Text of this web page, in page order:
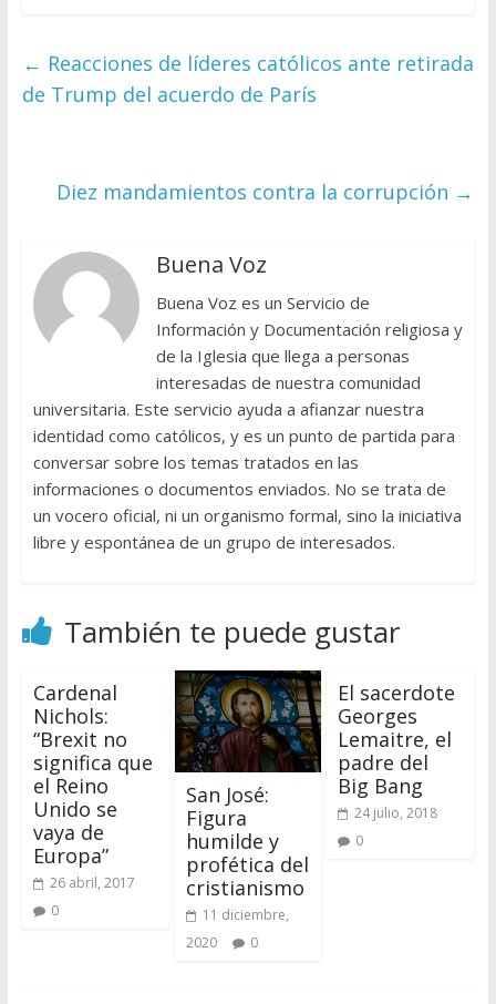
← Reacciones de líderes católicos ante retirada
de Trump del acuerdo de París
Diez mandamientos contra la corrupción →
Buena Voz
Buena Voz es un Servicio de
Información y Documentación religiosa y
de la Iglesia que llega a personas
interesadas de nuestra comunidad
universitaria. Este servicio ayuda a afianzar nuestra
identidad como católicos, y es un punto de partida para
conversar sobre los temas tratados en las
informaciones o documentos enviados. No se trata de
un vocero oficial, ni un organismo formal, sino la iniciativa
libre y espontánea de un grupo de interesados.
También te puede gustar
Cardenal
Nichols:
“Brexit no
significa que
el Reino
Unido se
vaya de
Europa”
26 abril, 2017
0
San José:
Figura
humilde y
profética del
cristianismo
11 diciembre,
2020
0
El sacerdote
Georges
Lemaitre, el
padre del
Big Bang
24 julio, 2018
0